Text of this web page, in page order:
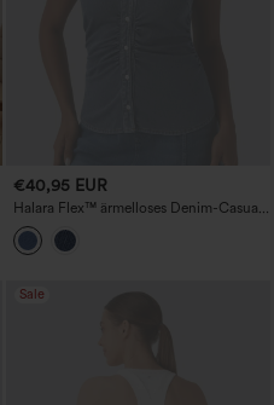
€40,95 EUR
Halara Flex™ ärmelloses Denim-Casual-
Shirt mit V-Ausschnitt
Sale